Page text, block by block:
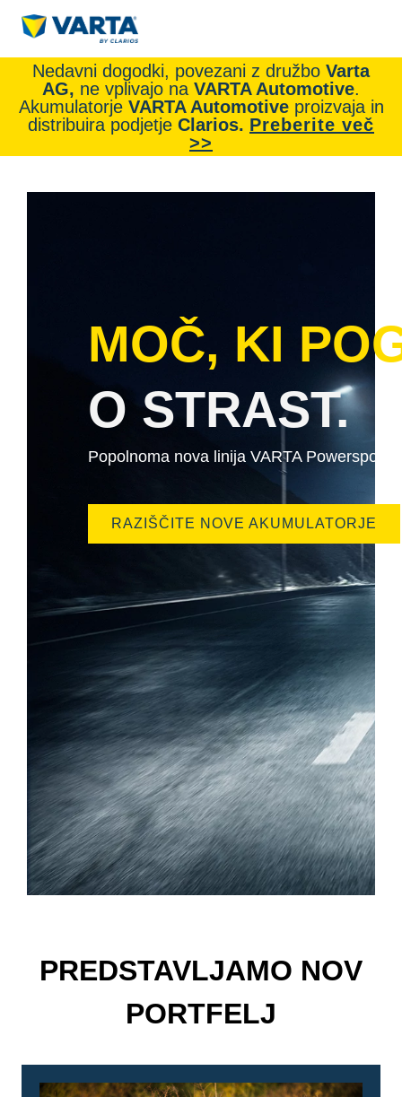
Nedavni dogodki, povezani z družbo Varta
AG, ne vplivajo na VARTA Automotive.
Akumulatorje VARTA Automotiveproizvaja in
distribuira podjetje Clarios. Preberite več
>>
MOČ, KI
O STRAST.
Popolnoma nova linija VARTA Powersports
RAZIŠČITE NOVE AKUMULATORJE
PREDSTAVLJAMO NOV
PORTFELJ